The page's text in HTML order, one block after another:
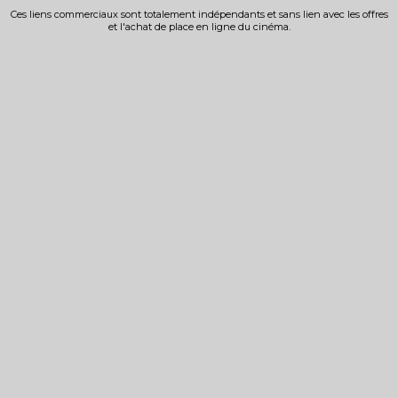
Ces liens commerciaux sont totalement indépendants et sans lien avec les offres
et l'achat de place en ligne du cinéma.